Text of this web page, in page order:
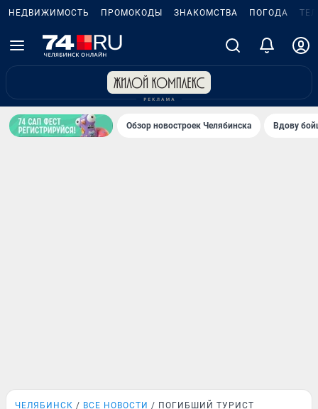
НЕДВИЖИМОСТЬ ПРОМОКОДЫ ЗНАКОМСТВА ПОГОДА
Обзор новостроек Челябинска Вдову
ЧЕЛЯБИНСК ВСЕ НОВОСТИ ПОГИБШИЙ ТУРИСТ